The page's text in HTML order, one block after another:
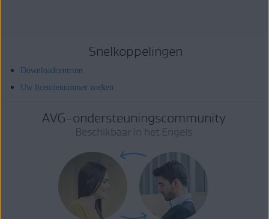
Snelkoppelingen
Downloadcentrum
Uw licentienummer zoeken
AVG-ondersteuningscommunity
Beschikbaar in het Engels